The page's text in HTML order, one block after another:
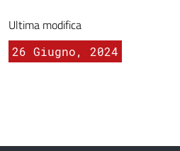
Ultima modifica
26 Giugno, 2024